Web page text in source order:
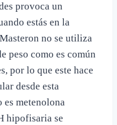
provoca un
estás en la
no se utiliza
peso como es común
por lo que este hace
desde esta
metenolona
hipofisaria se